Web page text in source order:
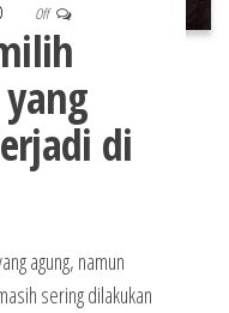
Off
di
agung, namun
sering dilakukan